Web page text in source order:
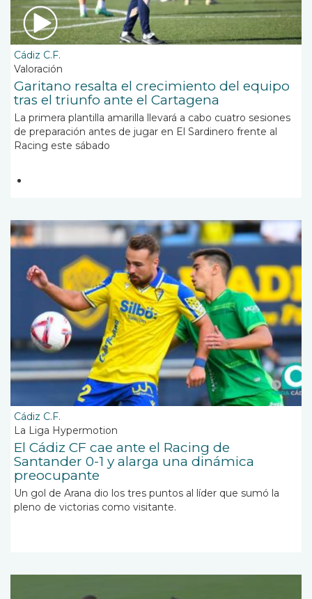
Cádiz C.F.
Valoración
Garitano resalta el crecimiento del equipo
tras el triunfo ante el Cartagena
La primera plantilla amarilla llevará a cabo cuatro sesiones
de preparación antes de jugar en El Sardinero frente al
Racing este sábado
Cádiz C.F.
La Liga Hypermotion
El Cádiz CF cae ante el Racing de
Santander 0-1 y alarga una dinámica
preocupante
Un gol de Arana dio los tres puntos al líder que sumó la
pleno de victorias como visitante.